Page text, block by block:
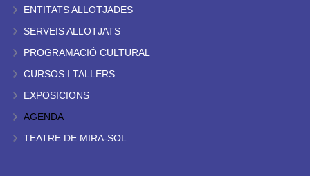
ENTITATS ALLOTJADES
SERVEIS ALLOTJATS
PROGRAMACIÓ CULTURAL
CURSOS I TALLERS
EXPOSICIONS
AGENDA
TEATRE DE MIRA-SOL